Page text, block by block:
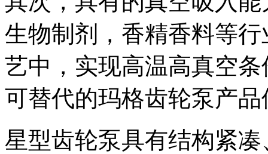
生物制剂，香精香料等
艺中，实现高温高真空
可替代的玛格齿轮泵产品
星型齿轮泵具有结构紧